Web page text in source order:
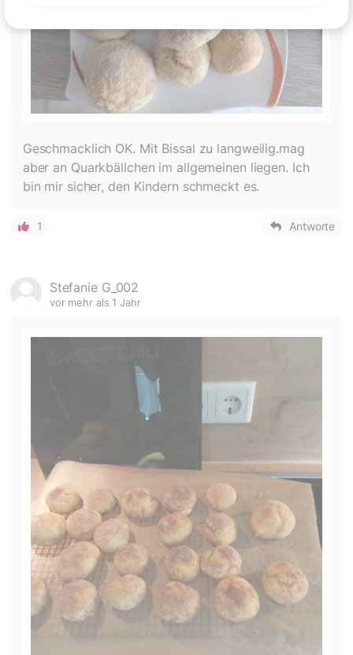
Geschmacklich OK. Mit Bissal zu langweilig.mag
aber an Quarkbällchen im allgemeinen liegen. Ich
bin mir sicher, den Kindern schmeckt es.
1 Antworte
Stefanie G_002
vor mehr als 1 Jahr